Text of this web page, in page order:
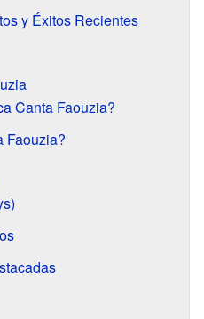
y Éxitos Recientes
Canta Faouzia?
Faouzia?